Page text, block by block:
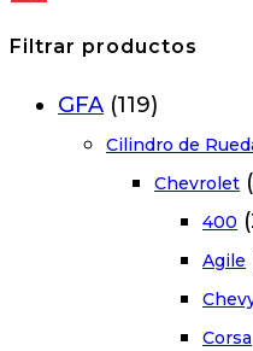
Filtrar productos
GFA (119)
Cilindro de
Chevrolet
400
Agile
Corsa